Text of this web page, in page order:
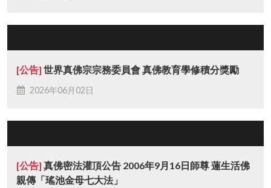
[公告] 世界真佛宗宗務委員會 真佛教育學修積分獎勵
2026年06月02日
[公告] 真佛密法灌頂公告 2006年9月16日師尊 蓮生活佛
親傳「瑤池金母七大法」